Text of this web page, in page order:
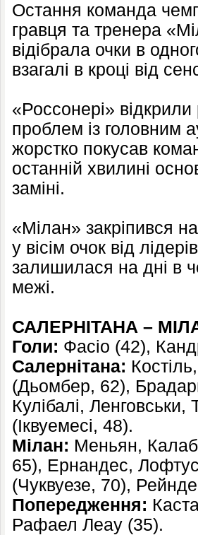
Остання команда
гравця та тренера
відібрала очки в
взагалі в кроці від
«Россонері»
проблем із головним
жорстко покусав
останній хвилині
заміні.
«Мілан» закріпився
у вісім очок від
залишилася на дні в
межі.
САЛЕРНІТАНА –
Голи: Фасіо (42),
Салернітана:
(Дьомбер, 62),
Кулібалі,
(Іквуемесі, 48).
Мілан: Меньян,
65), Ернандес,
(Чуквуезе, 70),
Попередження:
Рафаел Леау (35).